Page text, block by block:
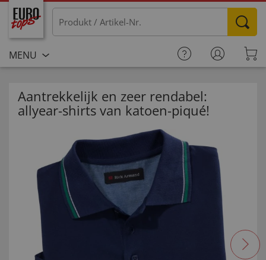
MENU
Aantrekkelijk en zeer rendabel:
allyear-shirts van katoen-piqué!